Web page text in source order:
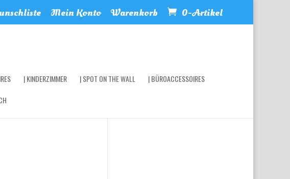
Mein Konto Warenkorb 0-Artikel
| KINDERZIMMER | SPOT ON THE WALL
| BÜROACCESSOIRES